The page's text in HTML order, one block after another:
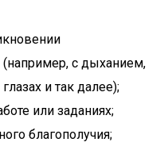
с дыханием,
и так далее);
или заданиях;
благополучия;